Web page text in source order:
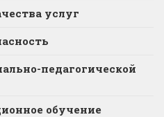
услуг
педагогической
обучение